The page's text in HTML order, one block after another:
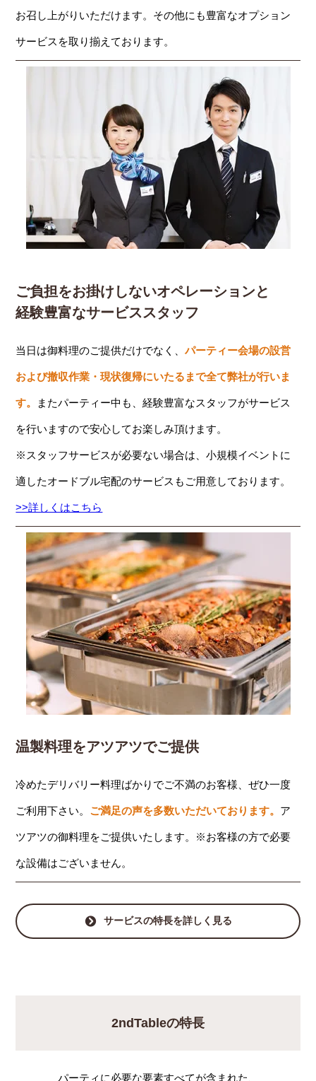
お召し上がりいただけます。その他にも豊富なオプション
サービスを取り揃えております。
ご負担をお掛けしないオペレーションと
経験豊富なサービススタッフ
当日は御料理のご提供だけでなく、パーティー会場の設営
および撤収作業・現状復帰にいたるまで全て弊社が行いま
す。 またパーティー中も、経験豊富なスタッフがサービス
を行いますので安心してお楽しみ頂けます。
※スタッフサービスが必要ない場合は、小規模イベントに
適したオードブル宅配のサービスもご用意しております。
>>詳しくはこちら
温製料理をアツアツでご提供
冷めたデリバリー料理ばかりでご不満のお客様、ぜひ一度
ご利用下さい。 ご満足の声を多数いただいております。 ア
ツアツの御料理をご提供いたします。※お客様の方で必要
な設備はございません。
サービスの特長を詳しく見る
2ndTableの特長
パーティに必要な要素すべてが含まれた、